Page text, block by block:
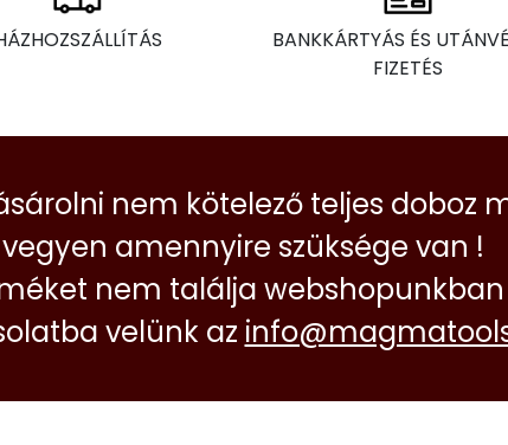
BANKKÁRTYÁS ÉS
FIZETÉS
nem kötelező teljes doboz
vegyen amennyire szüksége van !
nem találja
velünk az